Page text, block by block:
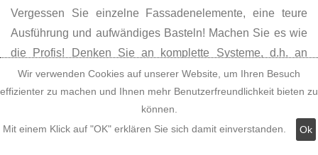
Vergessen Sie einzelne Fassadenelemente, eine teure
Ausführung und aufwändiges Basteln! Machen Sie es wie
die Profis! Denken Sie an komplette Systeme, d.h. an
aufeinander abgestimmte, miteinander kombinierbare
Fassadenelemente, die ein komplettes System an
Fassadenstuck bieten. Montagefertig und schnell lieferbar
direkt vom Stuckhersteller!
Wir verwenden Cookies auf unserer Website, um Ihren Besuch
effizienter zu machen und Ihnen mehr Benutzerfreundlichkeit bieten zu
können.
Mit einem Klick auf "OK" erklären Sie sich damit einverstanden.
Ok